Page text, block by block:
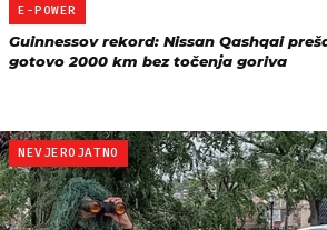
E-POWER
Guinnessov rekord: Nissan Qashqai
gotovo 2000 km bez točenja goriva
NEVJEROJATNO